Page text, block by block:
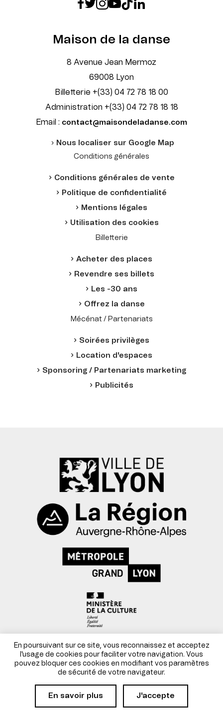
Maison de la danse
8 Avenue Jean Mermoz
69008 Lyon
Billetterie +(33) 04 72 78 18 00
Administration +(33) 04 72 78 18 18
Email : contact@maisondeladanse.com
Nous localiser sur Google Map
Conditions générales
Conditions générales de vente
Politique de confidentialité
Mentions légales
Utilisation des cookies
Billetterie
Acheter des places
Revendre ses billets
Les -30 ans
Offrez la danse
Mécénat / Partenariats
Soirées privilèges
Location d'espaces
Sponsoring / Partenariats marketing
Publicités
Mentions légales
Conditions générales de vente
Site par Danka
En poursuivant sur ce site, vous reconnaissez et acceptez
l'usage de cookies pour faciliter votre navigation. Vous
pouvez bloquer ces cookies en modifiant vos paramètres
de sécurité de votre navigateur.
En savoir plus J'accepte